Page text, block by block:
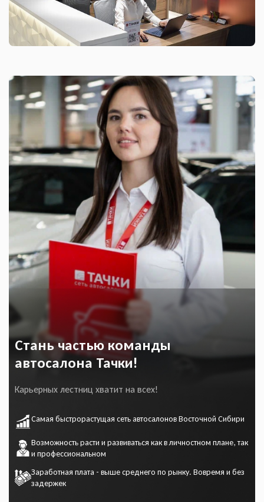
Стань частью команды
автосалона Тачки!
Карьерных лестниц хватит на всех!
Самая быстрорастущая сеть автосалонов Восточной Сибири
Возможность расти и развиваться как в личностном плане, так
и профессиональном
Заработная плата - выше среднего по рынку. Вовремя и без
задержек
УЗНАТЬ ЦЕНУ